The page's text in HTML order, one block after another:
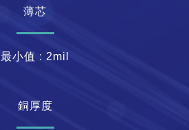
薄芯
最小值 : 2mil
銅厚度